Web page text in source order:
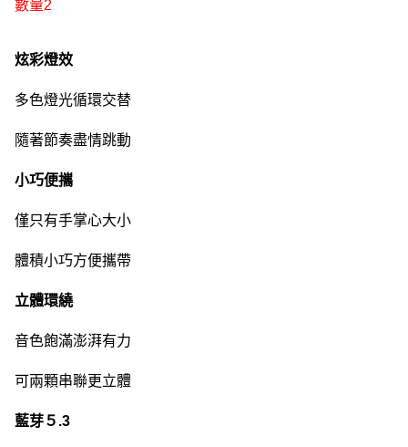
數量2
炫彩燈效
多色燈光循環交替
隨著節奏盡情跳動
小巧便攜
僅只有手掌心大小
體積小巧方便攜帶
立體環繞
音色飽滿澎湃有力
可兩顆串聯更立體
藍芽５.3